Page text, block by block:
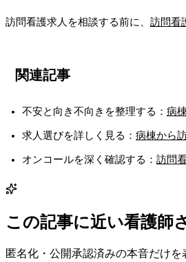
訪問看護求人を相談する前に、 訪問看
関連記事
不安と向き不向きを整理する： 病
求人選びを詳しく見る： 病棟から
オンコールを深く確認する： 訪問
この記事に近い看護師
匿名化・公開承認済みの本音だけ